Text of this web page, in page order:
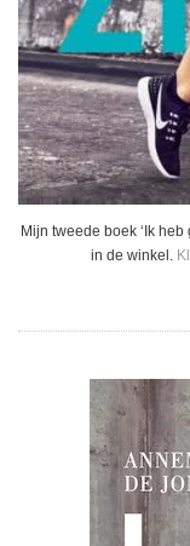
Mijn tweede boek ‘Ik
in de winkel.